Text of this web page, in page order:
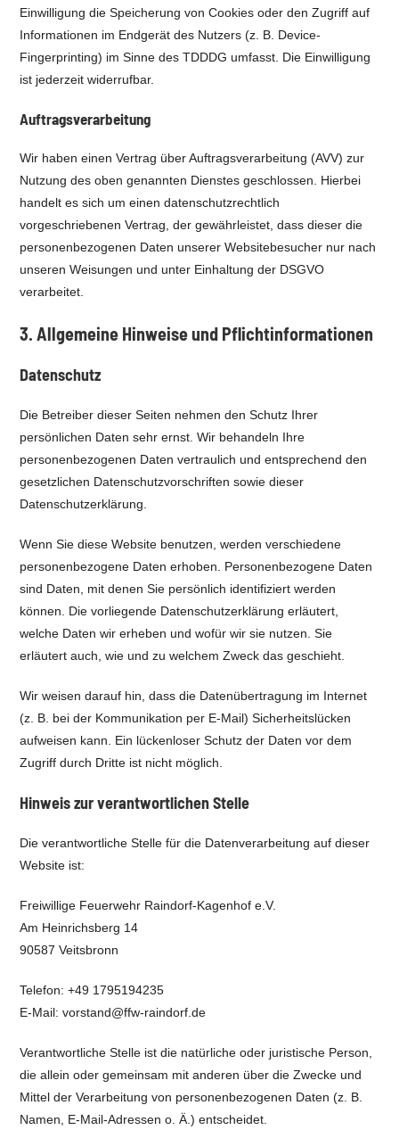
Einwilligung die Speicherung von Cookies oder den Zugriff auf
Informationen im Endgerät des Nutzers (z. B. Device-
Fingerprinting) im Sinne des TDDDG umfasst. Die Einwilligung
ist jederzeit widerrufbar.
Auftragsverarbeitung
Wir haben einen Vertrag über Auftragsverarbeitung (AVV) zur
Nutzung des oben genannten Dienstes geschlossen. Hierbei
handelt es sich um einen datenschutzrechtlich
vorgeschriebenen Vertrag, der gewährleistet, dass dieser die
personenbezogenen Daten unserer Websitebesucher nur nach
unseren Weisungen und unter Einhaltung der DSGVO
verarbeitet.
3. Allgemeine Hinweise und Pflicht­informationen
Datenschutz
Die Betreiber dieser Seiten nehmen den Schutz Ihrer
persönlichen Daten sehr ernst. Wir behandeln Ihre
personenbezogenen Daten vertraulich und entsprechend den
gesetzlichen Datenschutzvorschriften sowie dieser
Datenschutzerklärung.
Wenn Sie diese Website benutzen, werden verschiedene
personenbezogene Daten erhoben. Personenbezogene Daten
sind Daten, mit denen Sie persönlich identifiziert werden
können. Die vorliegende Datenschutzerklärung erläutert,
welche Daten wir erheben und wofür wir sie nutzen. Sie
erläutert auch, wie und zu welchem Zweck das geschieht.
Wir weisen darauf hin, dass die Datenübertragung im Internet
(z. B. bei der Kommunikation per E-Mail) Sicherheitslücken
aufweisen kann. Ein lückenloser Schutz der Daten vor dem
Zugriff durch Dritte ist nicht möglich.
Hinweis zur verantwortlichen Stelle
Die verantwortliche Stelle für die Datenverarbeitung auf dieser
Website ist:
Freiwillige Feuerwehr Raindorf-Kagenhof e.V.
Am Heinrichsberg 14
90587 Veitsbronn
Telefon: +49 1795194235
E-Mail: vorstand@ffw-raindorf.de
Verantwortliche Stelle ist die natürliche oder juristische Person,
die allein oder gemeinsam mit anderen über die Zwecke und
Mittel der Verarbeitung von personenbezogenen Daten (z. B.
Namen, E-Mail-Adressen o. Ä.) entscheidet.